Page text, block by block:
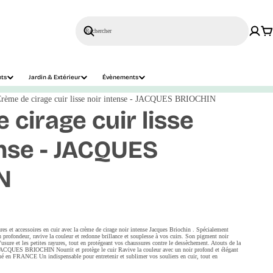
Jardin & Extérieur Évènements
Rechercher
de cirage cuir lisse noir intense - JACQUES BRIOCHIN
cirage cuir lisse
- JACQUES
et accessoires en cuir avec la crème de cirage noir intense Jacques Briochin . Spécialement
ravive la couleur et redonne brillance et souplesse à vos cuirs. Son pigment noir
et les petites rayures, tout en protégeant vos chaussures contre le dessèchement. Atouts de la
BRIOCHIN Nourrit et protège le cuir Ravive la couleur avec un noir profond et élégant
en FRANCE Un indispensable pour entretenir et sublimer vos souliers en cuir, tout en